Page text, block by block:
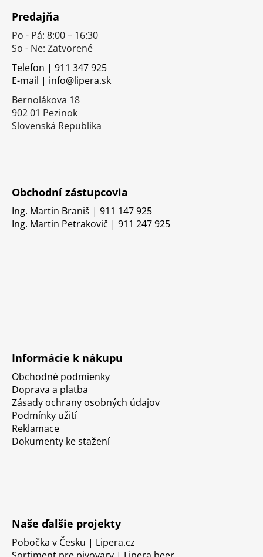
Predajňa
Po - Pá: 8:00 – 16:30
So - Ne: Zatvorené
Telefon | 911 347 925
E-mail | info@lipera.sk
Bernolákova 18
902 01 Pezinok
Slovenská Republika
Obchodní zástupcovia
Ing. Martin Braniš | 911 147 925
Ing. Martin Petrakovič | 911 247 925
Informácie k nákupu
Obchodné podmienky
Doprava a platba
Zásady ochrany osobných údajov
Podmínky užití
Reklamace
Dokumenty ke stažení
Naše ďalšie projekty
Pobočka v Česku | Lipera.cz